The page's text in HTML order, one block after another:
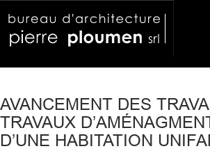
AVANCEMENT DES
TRAVAUX
D’UNE HABITATION